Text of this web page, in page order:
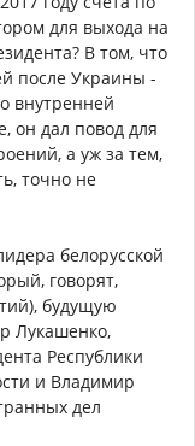
для выхода на
В том, что
после Украины -
внутренней
он дал повод для
а уж за тем,
точно не
белорусской
говорят,
будущую
Лукашенко,
Республики
и Владимир
дел